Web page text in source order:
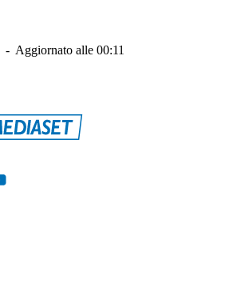
- Aggiornato alle 00:11